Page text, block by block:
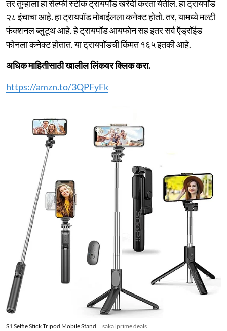
तर तुम्हाला हा सेल्फी स्टीक ट्रायपॉड खरेदी करता येतील. हा ट्रायपॉड
२८ इंचाचा आहे. हा ट्रायपॉड मोबाईलला कनेक्ट होतो. तर, यामध्ये मल्टी
फंक्शनल ब्लुटूथ आहे. हे ट्रायपॉड आयफोन सह इतर सर्व ऍड्रॉईड
फोनला कनेक्ट होतात. या ट्रायपॉडची किंमत १६५ इतकी आहे.
अधिक माहितीसाठी खालील लिंकवर क्लिक करा.
https://amzn.to/3QPFyFk
S1 Selfie Stick Tripod Mobile Stand sakal prime deals